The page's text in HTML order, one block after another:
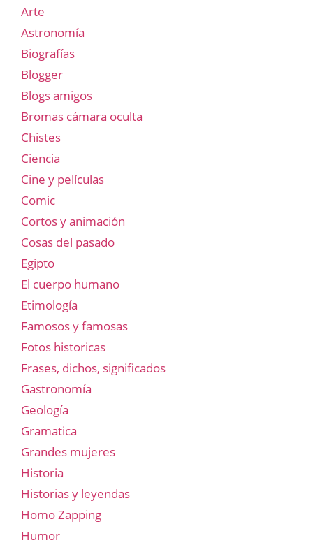
Arte
Astronomía
Biografías
Blogger
Blogs amigos
Bromas cámara oculta
Chistes
Ciencia
Cine y películas
Comic
Cortos y animación
Cosas del pasado
Egipto
El cuerpo humano
Etimología
Famosos y famosas
Fotos historicas
Frases, dichos, significados
Gastronomía
Geología
Gramatica
Grandes mujeres
Historia
Historias y leyendas
Homo Zapping
Humor